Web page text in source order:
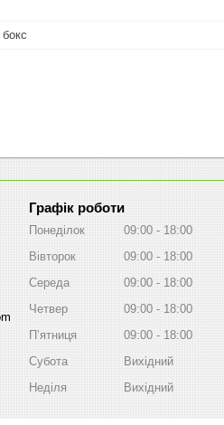
Графік роботи
Понеділок 09:00
18:00
Вівторок
09:00
18:00
Середа
09:00
18:00
Четвер
09:00
18:00
Пʼятниця
09:00
18:00
Субота
Вихідний
Неділя
Вихідний